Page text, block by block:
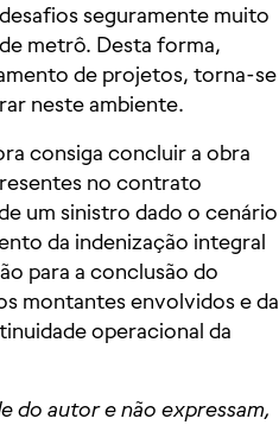
seguramente muito
metrô. Desta forma,
de projetos, torna-se
neste ambiente.
consiga concluir a obra
no contrato
um sinistro dado o cenário
da indenização integral
para a conclusão do
montantes envolvidos e da
operacional da
do autor e não expressam,